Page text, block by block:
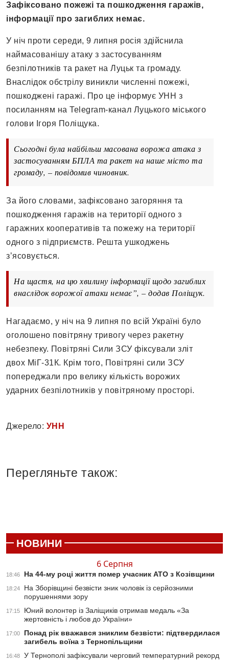
Зафіксовано пожежі та пошкодження гаражів,
інформації про загиблих немає.
У ніч проти середи, 9 липня росія здійснила
наймасованішу атаку з застосуванням
безпілотників та ракет на Луцьк та громаду.
Внаслідок обстрілу виникли численні пожежі,
пошкоджені гаражі. Про це інформує УНН з
посиланням на Telegram-канал Луцького міського
голови Ігоря Поліщука.
Сьогодні була найбільш масована ворожа атака з
застосуванням БПЛА та ракет на наше місто та
громаду, – повідомив чиновник.
За його словами, зафіксовано загоряння та
пошкодження гаражів на території одного з
гаражних кооперативів та пожежу на території
одного з підприємств. Решта ушкоджень
зʼясовується.
На щастя, на цю хвилину інформації щодо загиблих
внаслідок ворожої атаки немає”, – додав Поліщук.
Нагадаємо, у ніч на 9 липня по всій Україні було
оголошено повітряну тривогу через ракетну
небезпеку. Повітряні Сили ЗСУ фіксували зліт
двох МіГ-31К. Крім того, Повітряні сили ЗСУ
попереджали про велику кількість ворожих
ударних безпілотників у повітряному просторі.
Джерело: УНН
Перегляньте також:
НОВИНИ
6 Серпня
18:46 На 44-му році життя помер учасник АТО з Козівщини
18:24
На Зборівщині безвісти зник чоловік із серйозними
порушеннями зору
17:15
Юний волонтер із Заліщиків отримав медаль «За
жертовність і любов до України»
17:00
Понад рік вважався зниклим безвісти: підтвердилася
загибель воїна з Тернопільщини
16:48 У Тернополі зафіксували черговий температурний рекорд